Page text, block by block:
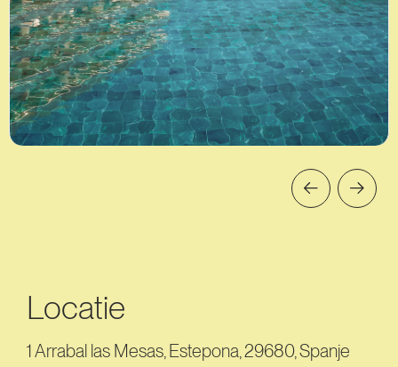
Locatie
1 Arrabal las Mesas, Estepona, 29680, Spanje